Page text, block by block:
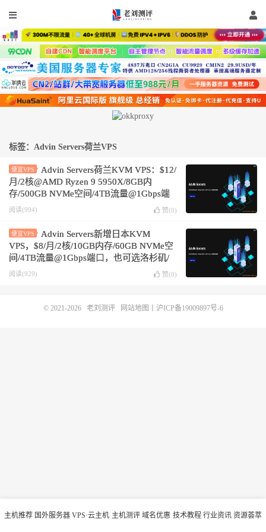
标签：Advin Servers荷兰VPS
便宜VPS
Advin Servers荷兰KVM VPS：$12/
月/2核@AMD Ryzen 9 5950X/8GB内
存/500GB NVMe空间/4TB流量@1Gbps端
口
阅读(994) 赞(0)
便宜VPS
Advin Servers新增日本KVM
VPS，$8/月/2核/10GB内存/60GB NVMe空
间/4TB流量@1Gbps端口，也可选洛杉矶/
荷兰机房
阅读(929) 赞(0)
主机推荐 国外服务器 VPS·云主机 主机测评 域名优惠 技术教程 行业资讯 资源荟萃
© 2021-2026 老刘测评 网站地图 沪ICP备19009897号-6